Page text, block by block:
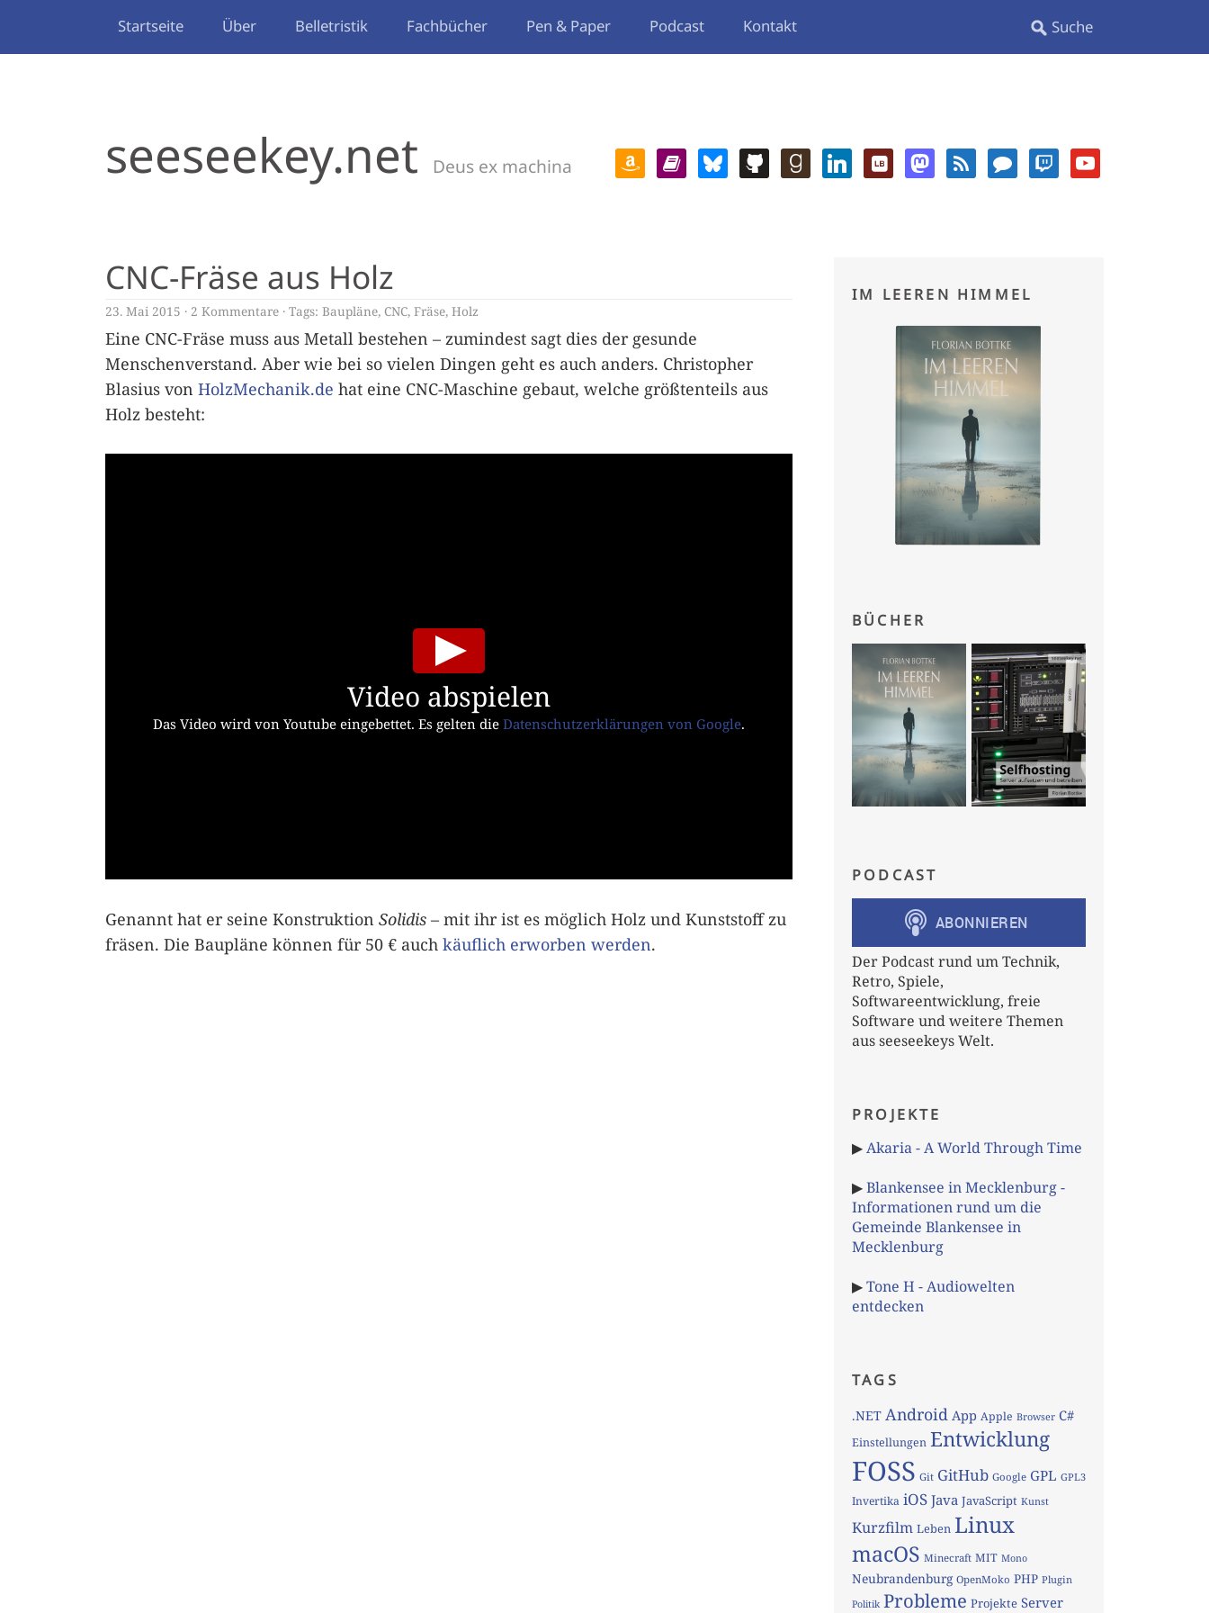
Startseite Über Belletristik Fachbücher Pen & Paper Podcast Kontakt
seeseekey.net Deus ex machina
CNC-Fräse aus Holz
23. Mai 2015 2 Kommentare Tags: Baupläne, CNC, Fräse, Holz
Eine CNC-Fräse muss aus Metall bestehen – zumindest sagt dies der gesunde
Menschenverstand. Aber wie bei so vielen Dingen geht es auch anders. Christopher
Blasius von HolzMechanik.de hat eine CNC-Maschine gebaut, welche größtenteils aus
Holz besteht:
Video abspielen
Das Video wird von Youtube eingebettet. Es gelten dieDatenschutzerklärungen von Google.
Genannt hat er seine Konstruktion Solidis – mit ihr ist es möglich Holz und Kunststoff zu
fräsen. Die Baupläne können für 50 € auch käuflich erworben werden.
IM LEEREN HIMMEL
BÜCHER
PODCAST
Der Podcast rund um Technik,
Retro, Spiele,
Softwareentwicklung, freie
Software und weitere Themen
aus seeseekeys Welt.
PROJEKTE
▶Akaria - A World Through Time
▶Blankensee in Mecklenburg -
Informationen rund um die
Gemeinde Blankensee in
Mecklenburg
▶Tone H - Audiowelten
entdecken
TAGS
.NET Android App Apple Browser C#
Einstellungen Entwicklung
FOSS Git GitHub Google GPL GPL3
Invertika iOS Java JavaScript Kunst
Kurzfilm Leben Linux
macOS Minecraft MIT Mono
Neubrandenburg OpenMoko PHP Plugin
Politik Probleme Projekte Server